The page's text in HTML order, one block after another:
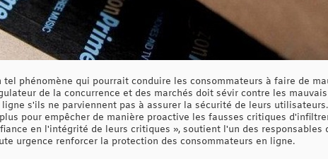
phénomène qui pourrait conduire les consommateurs à faire de
de la concurrence et des marchés doit sévir contre les
s'ils ne parviennent pas à assurer la sécurité de leurs
pour empêcher de manière proactive les fausses critiques
en l'intégrité de leurs critiques », soutient l'un des responsables
urgence renforcer la protection des consommateurs en ligne.